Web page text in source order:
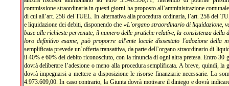
commissione straordinaria in questi giorni ha proposto all’amministrazione
di cui all’art. 258 del TUEL. In alternativa alla procedura ordinaria, l’art. 258 del
e liquidazione dei debiti, disponendo che «L'organo straordinario di liquidazione,
base alle richieste pervenute, il numero delle pratiche relative, la consistenza
loro definitivo esame, può proporre all'ente locale dissestato l'adozione della
semplificata prevede un’offerta transattiva, da parte dell’organo straordinario di
il 40% e 60% del debito riconosciuto, con la rinuncia di ogni altra pretesa. Entro 30
dovrà deliberare l’adesione o meno alla procedura semplificata. A breve, quindi,
dovrà impegnarsi a mettere a disposizione le risorse finanziarie necessarie. La
4.973.609,00. In caso contrario, la Giunta dovrà motivare il diniego e dovrà